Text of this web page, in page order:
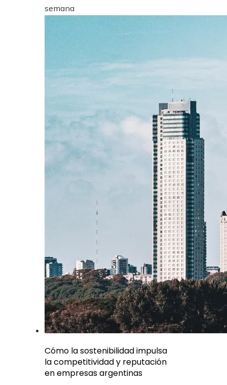
semana
Cómo la sostenibilidad impulsa
la competitividad y reputación
en empresas argentinas